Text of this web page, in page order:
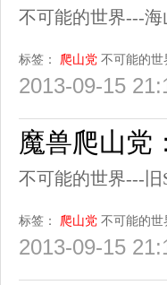
不可能的世界---
标签： 爬山党 不可能的世
2013-09-15
魔兽爬山党
不可能的世界---
标签： 爬山党 不可能的世
2013-09-15